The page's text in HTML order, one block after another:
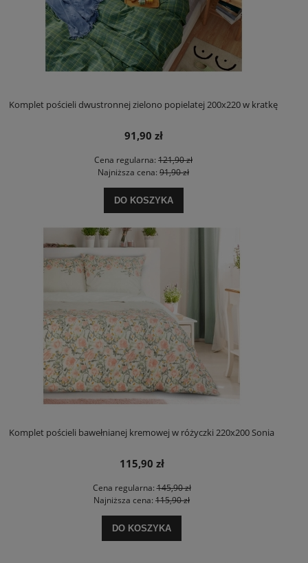
Komplet pościeli dwustronnej zielono popielatej 200x220 w kratkę
91,90 zł
Cena regularna: 121,90 zł
Najniższa cena: 91,90 zł
DO KOSZYKA
Komplet pościeli bawełnianej kremowej w różyczki 220x200 Sonia
115,90 zł
Cena regularna:145,90 zł
Najniższa cena: 115,90 zł
DO KOSZYKA